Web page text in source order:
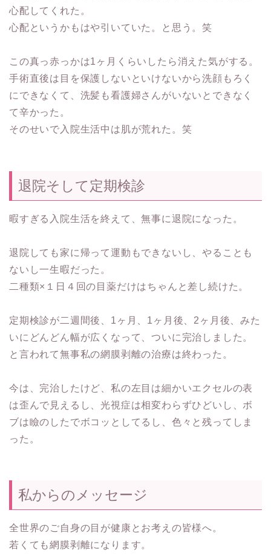
心配してくれた。
心配というかもはや引いていた。と思う。笑
この真っ赤っかは1ヶ月くらいしたら消えた気がする。
手術直後は目を保護しないといけないから洗顔もろく
にできなくて、洗髪も看護婦さんがいないとできなく
て辛かった。
そのせいで入院生活中は肌が荒れた。笑
退院そして定期検診
暇すぎる入院生活を終えて、無事に退院になった。
退院しても家に帰って運動もできないし、やることも
ないし一生暇だった。
二種類×１日４回の目薬だけはちゃんと差し続けた。
定期検診が二週間後、1ヶ月、1ヶ月後、2ヶ月後、みた
いにどんどん幅が広くなって、ついに完治しました。
と言われて無事私の網膜剥離の治療は終わった。
今は、完治したけど、私の左目は細かいエクセルの表
は歪んで見えるし、光視症は相変わらずひどいし、ボ
ブは瞼のしたでボコッとしてるし、色々と残ってしま
った。
私からのメッセージ
全世界のご自身の目が健康とお考えの皆様へ。
若くても網膜剥離になります。